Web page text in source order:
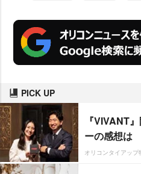
PICK UP
『VIVANT
ーの感想は
オリコンタイアップ